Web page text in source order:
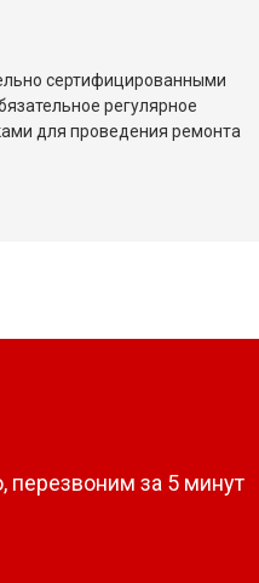
сертифицированными
регулярное
для проведения ремонта
перезвоним за 5 минут